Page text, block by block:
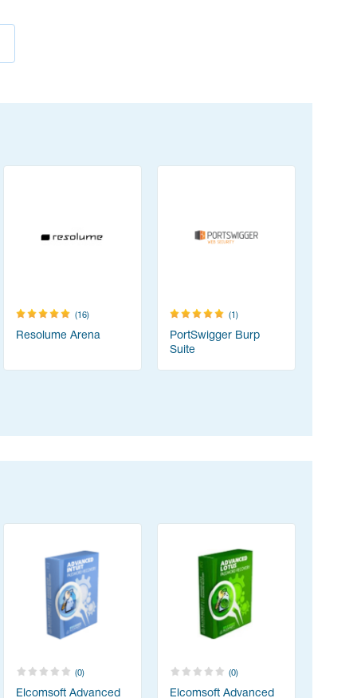
(16)
Resolume Arena
(1)
PortSwigger Burp
Suite
(0)
Elcomsoft Advanced
(0)
Elcomsoft Advanced